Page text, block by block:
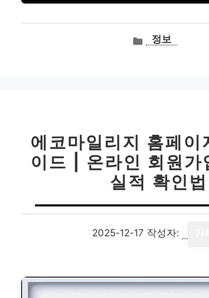
카정보
에코마일리지 홈페이
이드 | 온라인 회원가
실적 확인법
2025-12-17 작성자: